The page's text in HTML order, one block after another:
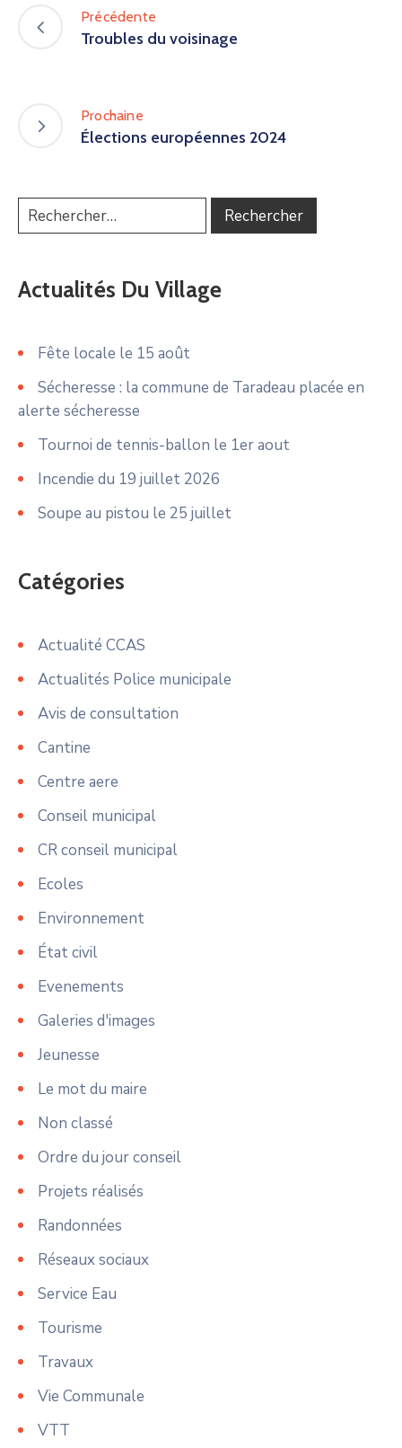
Précédente
Troubles du voisinage
Prochaine
Élections européennes 2024
Actualités Du Village
Fête locale le 15 août
Sécheresse : la commune de Taradeau placée en
alerte sécheresse
Tournoi de tennis-ballon le 1er aout
Incendie du 19 juillet 2026
Soupe au pistou le 25 juillet
Catégories
Actualité CCAS
Actualités Police municipale
Avis de consultation
Cantine
Centre aere
Conseil municipal
CR conseil municipal
Ecoles
Environnement
État civil
Evenements
Galeries d'images
Jeunesse
Le mot du maire
Non classé
Ordre du jour conseil
Projets réalisés
Randonnées
Réseaux sociaux
Service Eau
Tourisme
Travaux
Vie Communale
VTT